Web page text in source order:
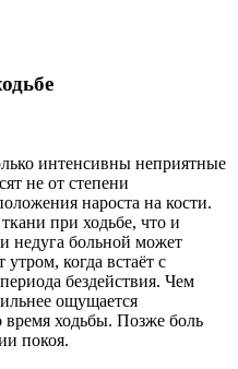
интенсивны неприятные
не от степени
нароста на кости.
при ходьбе, что и
недуга больной может
когда встаёт с
бездействия. Чем
ощущается
время ходьбы. Позже боль
покоя.